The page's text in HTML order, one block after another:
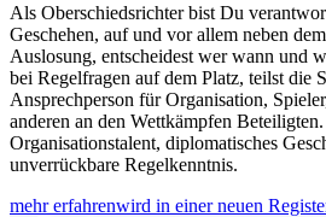
Als Oberschiedsrichter bist Du
Geschehen, auf und vor allem neben
Auslosung, entscheidest wer wann und
bei Regelfragen auf dem Platz, teilst die
Ansprechperson für Organisation,
anderen an den Wettkämpfen
Organisationstalent, diplomatisches
unverrückbare Regelkenntnis.
mehr erfahrenwird in einer neuen